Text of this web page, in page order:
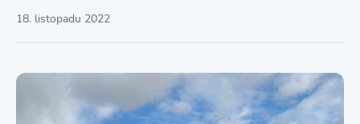
18. listopadu 2022